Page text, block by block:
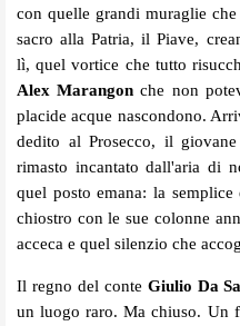
con quelle grandi muraglie
sacro alla Patria, il Piave,
lì, quel vortice che tutto
Alex Marangon che non
placide acque nascondono.
dedito al Prosecco, il
rimasto incantato dall'aria di
quel posto emana: la
chiostro con le sue colonne
acceca e quel silenzio che
Il regno del conte Giulio Da
un luogo raro. Ma chiuso. Un